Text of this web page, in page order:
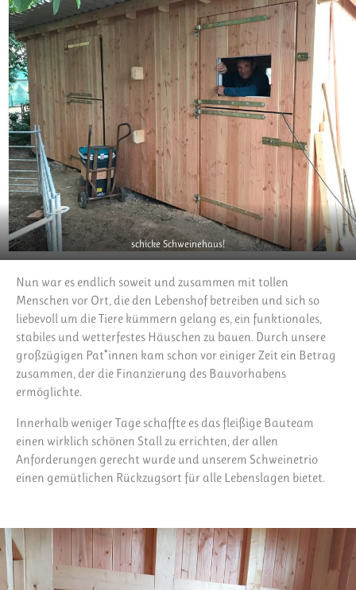
schicke Schweinehaus!
Nun war es endlich soweit und zusammen mit tollen
Menschen vor Ort, die den Lebenshof betreiben und sich so
liebevoll um die Tiere kümmern gelang es, ein funktionales,
stabiles und wetterfestes Häuschen zu bauen. Durch unsere
großzügigen Pat*innen kam schon vor einiger Zeit ein Betrag
zusammen, der die Finanzierung des Bauvorhabens
ermöglichte.
Innerhalb weniger Tage schaffte es das fleißige Bauteam
einen wirklich schönen Stall zu errichten, der allen
Anforderungen gerecht wurde und unserem Schweinetrio
einen gemütlichen Rückzugsort für alle Lebenslagen bietet.